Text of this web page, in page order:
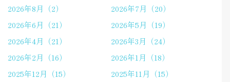
2026年8月（2）
2026年7月（20）
2026年6月（21）
2026年5月（19）
2026年4月（21）
2026年3月（24）
2026年2月（16）
2026年1月（18）
2025年12月（15）
2025年11月（15）